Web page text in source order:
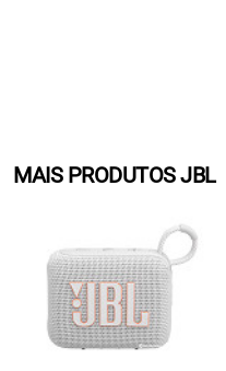
MAIS PRODUTOS JBL